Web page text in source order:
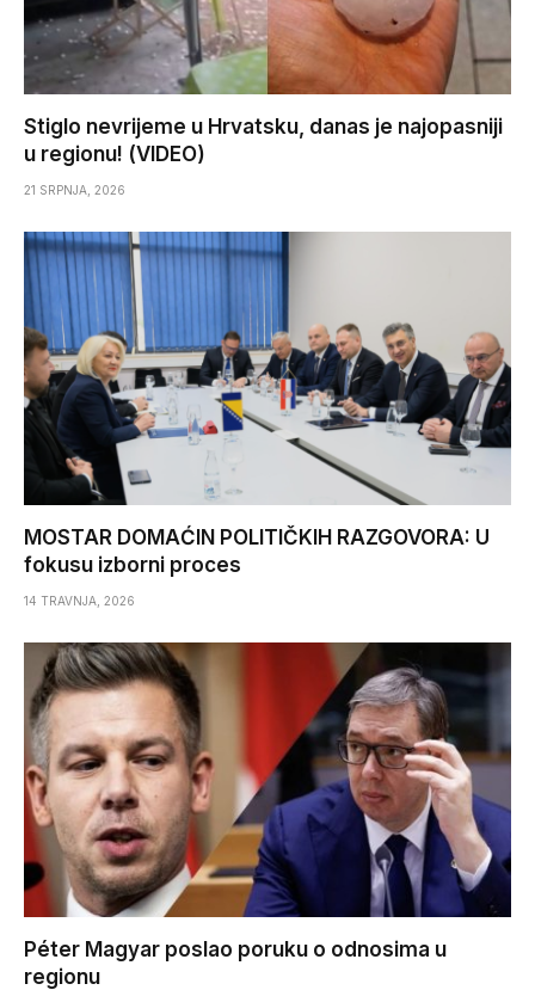
Stiglo nevrijeme u Hrvatsku, danas je najopasniji
u regionu! (VIDEO)
21 SRPNJA, 2026
MOSTAR DOMAĆIN POLITIČKIH RAZGOVORA: U
fokusu izborni proces
14 TRAVNJA, 2026
Péter Magyar poslao poruku o odnosima u
regionu